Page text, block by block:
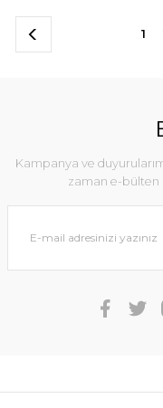
1
Kampanya ve
zaman e-bülten